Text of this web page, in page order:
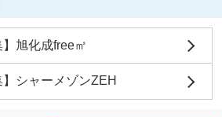
】旭化成free㎡
】シャーメゾンZEH